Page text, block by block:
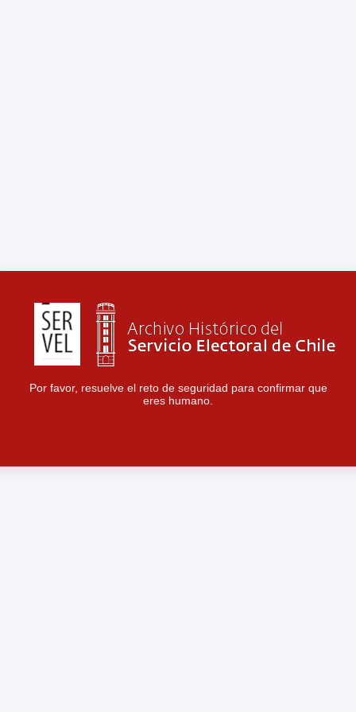
Por favor, resuelve el reto de seguridad para confirmar que
eres humano.